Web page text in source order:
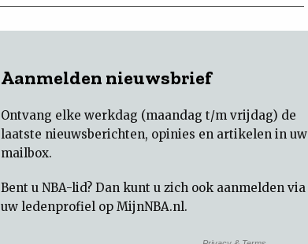
Aanmelden nieuwsbrief
Ontvang elke werkdag (maandag t/m vrijdag) de
laatste nieuwsberichten, opinies en artikelen in uw
mailbox.
Bent u NBA-lid? Dan kunt u zich ook aanmelden via
uw ledenprofiel op MijnNBA.nl.